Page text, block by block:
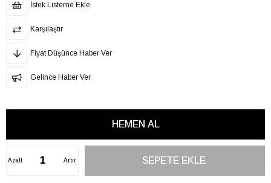
İstek Listeme Ekle
Karşılaştır
Fiyat Düşünce Haber Ver
Gelince Haber Ver
Artır
Azalt